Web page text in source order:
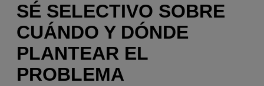
SÉ SELECTIVO SOBRE
CUÁNDO Y DÓNDE
PLANTEAR EL
PROBLEMA